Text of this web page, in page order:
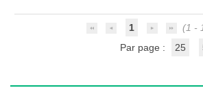
1
(1 -
Par page :
25